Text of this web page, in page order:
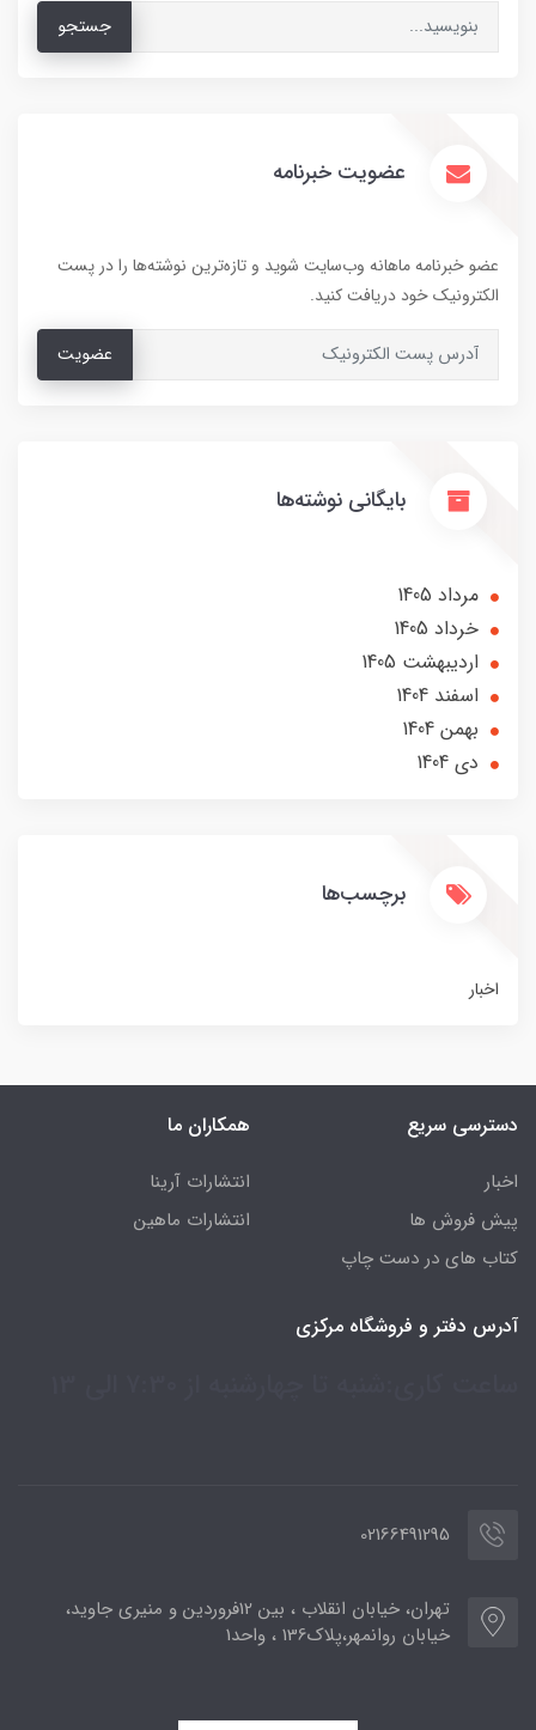
جستجو
عضویت خبرنامه
عضو خبرنامه ماهانه وب‌سایت شوید و تازه‌ترین نوشته‌ها را در پست
الکترونیک خود دریافت کنید.
عضویت
بایگانی نوشته‌ها
مرداد 1405
خرداد 1405
ارديبهشت 1405
اسفند 1404
بهمن 1404
دی 1404
برچسب‌ها
اخبار
دسترسی سریع
اخبار
پیش فروش ها
کتاب های در دست چاپ
همکاران ما
انتشارات آرینا
انتشارات ماهین
آدرس دفتر و فروشگاه مرکزی
02166491295
تهران، خیابان انقلاب ، بین 12فروردین و منیری جاوید،
خیابان روانمهر،پلاک136 ، واحد1